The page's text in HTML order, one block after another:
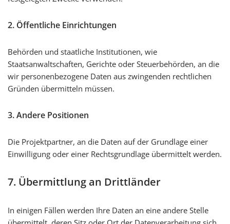
2. Öffentliche Einrichtungen
Behörden und staatliche Institutionen, wie
Staatsanwaltschaften, Gerichte oder Steuerbehörden, an die
wir personenbezogene Daten aus zwingenden rechtlichen
Gründen übermitteln müssen.
3. Andere Positionen
Die Projektpartner, an die Daten auf der Grundlage einer
Einwilligung oder einer Rechtsgrundlage übermittelt werden.
7. Übermittlung an Drittländer
In einigen Fällen werden Ihre Daten an eine andere Stelle